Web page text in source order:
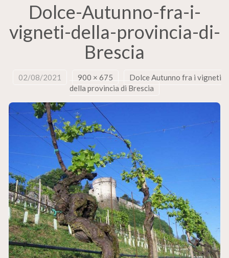
Dolce-Autunno-fra-i-
vigneti-della-provincia-di-
Brescia
02/08/2021 900 × 675
Dolce Autunno fra i vigneti
della provincia di Brescia